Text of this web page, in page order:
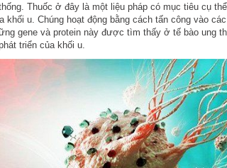
Thuốc ở đây là một liệu pháp có mục tiêu cụ
khối u. Chúng hoạt động bằng cách tấn công vào
gene và protein này được tìm thấy ở tế bào ung
triển của khối u.